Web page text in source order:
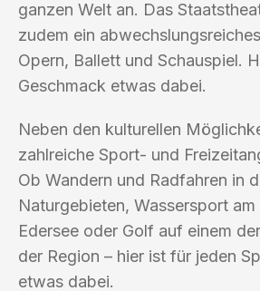
ganzen Welt an. Das
zudem ein
Opern, Ballett und Schauspiel.
Geschmack etwas dabei.
Neben den kulturellen
zahlreiche Sport- und
Ob Wandern und Radfahren in
Naturgebieten, Wassersport
Edersee oder Golf auf einem
der Region – hier ist für jeden
etwas dabei.